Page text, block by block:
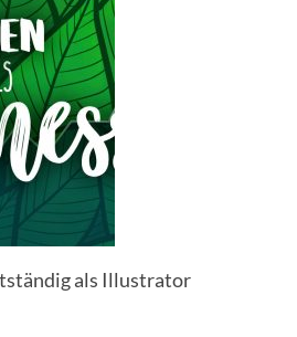
als Illustrator